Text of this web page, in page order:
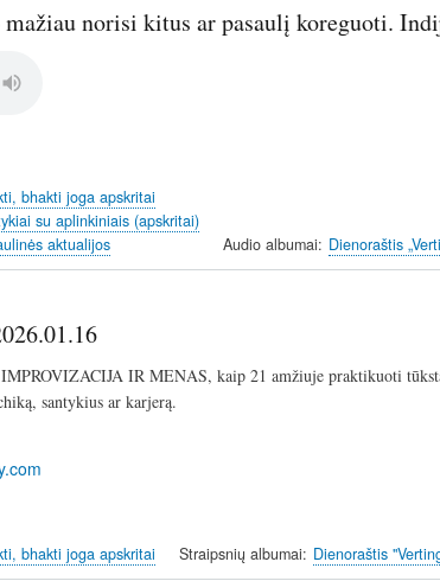
norisi kitus ar pasaulį koreguoti.
bhakti joga apskritai
su aplinkiniais (apskritai)
aktualijos
Audio albumai Dienoraštis
IR MENAS, kaip 21 amžiuje praktikuoti
santykius ar karjerą.
bhakti joga apskritai Straipsnių albumai Dienoraštis